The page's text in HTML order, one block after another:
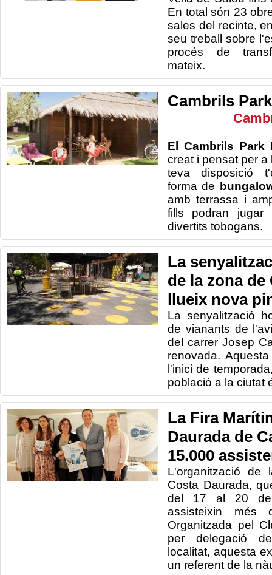
En total són 23
sales del recinte,
seu treball sobre
procés de
mateix.
Cambrils
El Cambrils
creat i pensat per a
teva disposició
forma de
amb terrassa i
fills podran jugar
divertits tobogans.
La
de la zona
llueix nova
La senyalització
de vianants de
del carrer Josep
renovada.
l'inici de
població a la ciutat
La Fira
Daurada de
15.000
L'organització de
Costa Daurada,
del 17 al 20 de
assisteixin més
Organitzada pel
per delegació
localitat, aquesta
un referent de la